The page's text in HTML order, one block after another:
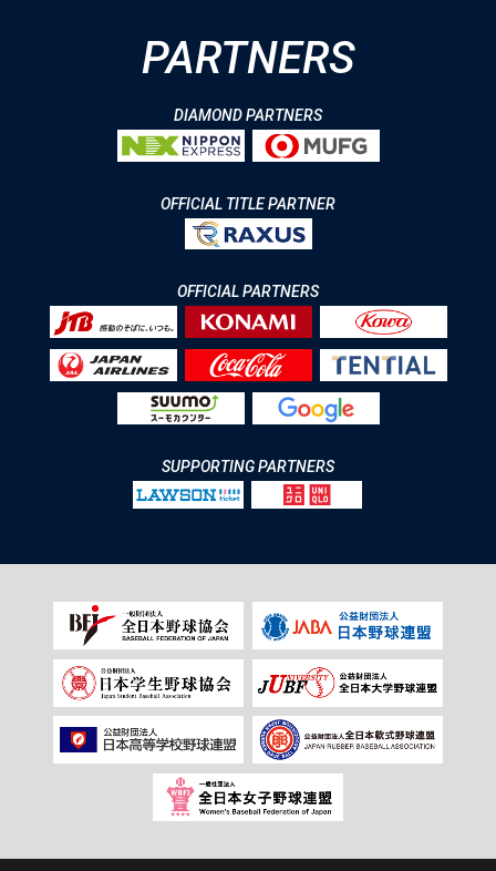
PARTNERS
DIAMOND PARTNERS
OFFICIAL TITLE PARTNER
OFFICIAL PARTNERS
SUPPORTING PARTNERS